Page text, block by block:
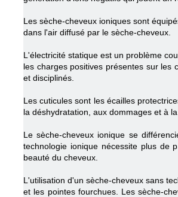
Les sèche-cheveux ioniques sont
dans l'air diffusé par le sèche-cheveux.
L'électricité statique est un problème
les charges positives présentes sur les
et disciplinés.
Les cuticules sont les écailles
la déshydratation, aux dommages et à
Le sèche-cheveux ionique se
technologie ionique nécessite plus de
beauté du cheveux.
L'utilisation d'un sèche-cheveux sans
et les pointes fourchues. Les sèche-